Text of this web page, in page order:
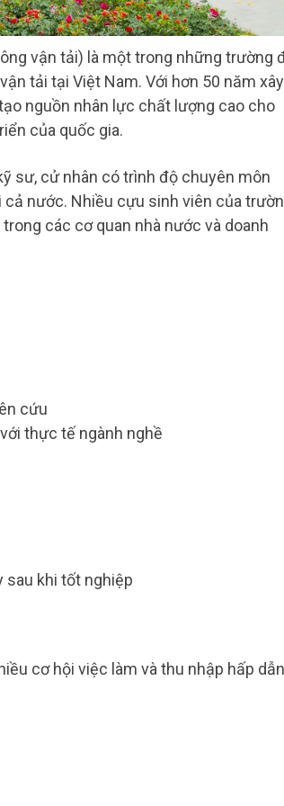
vận tải) là một trong những trường
tải tại Việt Nam. Với hơn 50 năm xây
nguồn nhân lực chất lượng cao cho
của quốc gia.
sư, cử nhân có trình độ chuyên môn
nước. Nhiều cựu sinh viên của
các cơ quan nhà nước và doanh
cứu
thực tế ngành nghề
sau khi tốt nghiệp
cơ hội việc làm và thu nhập hấp